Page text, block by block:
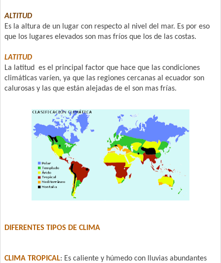
ALTITUD
Es la altura de un lugar con respecto al nivel del mar. Es por eso
que los lugares elevados son mas fríos que los de las costas.
LATITUD
La latitud es el principal factor que hace que las condiciones
climáticas varíen, ya que las regiones cercanas al ecuador son
calurosas y las que están alejadas de el son mas frías.
DIFERENTES TIPOS DE CLIMA
CLIMA TROPICAL: Es caliente y húmedo con lluvias abundantes